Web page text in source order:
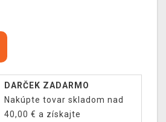
DARČEK ZADARMO
Nakúpte tovar skladom nad
40,00 € a získajte